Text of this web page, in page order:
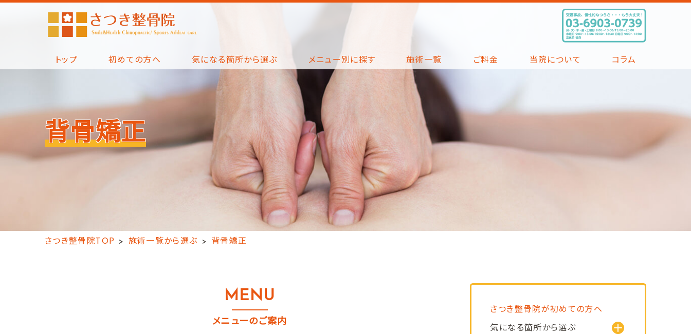
トップ 初めての方へ 気になる箇所から選ぶ メニュー別に探す 施術一覧 ご料金 当院について コラム
背骨矯正
さつき整骨院TOP 施術一覧から選ぶ 背骨矯正
さつき整骨院が初めての方へ
気になる箇所から選ぶ
MENU
メニューのご案内